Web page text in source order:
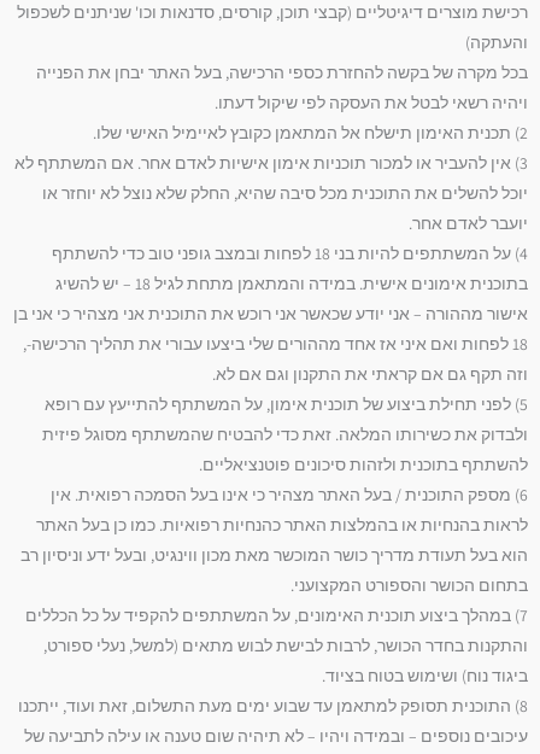
רכישת מוצרים דיגיטליים (קבצי תוכן, קורסים, סדנאות וכו' שניתנים לשכפול
והעתקה)
בכל מקרה של בקשה להחזרת כספי הרכישה, בעל האתר יבחן את הפנייה
ויהיה רשאי לבטל את העסקה לפי שיקול דעתו.
2) תכנית האימון תישלח אל המתאמן כקובץ לאיימיל האישי שלו.
3) אין להעביר או למכור תוכניות אימון אישיות לאדם אחר. אם המשתתף לא
יוכל להשלים את התוכנית מכל סיבה שהיא, החלק שלא נוצל לא יוחזר או
יועבר לאדם אחר.
4) על המשתתפים להיות בני 18 לפחות ובמצב גופני טוב כדי להשתתף
בתוכנית אימונים אישית. במידה והמתאמן מתחת לגיל 18 – יש להשיג
אישור מההורה – אני יודע שכאשר אני רוכש את התוכנית אני מצהיר כי אני בן
18 לפחות ואם איני אז אחד מההורים שלי ביצעו עבורי את תהליך הרכישה-,
וזה תקף גם אם קראתי את התקנון וגם אם לא.
5) לפני תחילת ביצוע של תוכנית אימון, על המשתתף להתייעץ עם רופא
ולבדוק את כשירותו המלאה. זאת כדי להבטיח שהמשתתף מסוגל פיזית
להשתתף בתוכנית ולזהות סיכונים פוטנציאליים.
6) מספק התוכנית / בעל האתר מצהיר כי אינו בעל הסמכה רפואית. אין
לראות בהנחיות או בהמלצות האתר כהנחיות רפואיות. כמו כן בעל האתר
הוא בעל תעודת מדריך כושר המוכשר מאת מכון ווינגיט, ובעל ידע וניסיון רב
בתחום הכושר והספורט המקצועני.
7) במהלך ביצוע תוכנית האימונים, על המשתתפים להקפיד על כל הכללים
והתקנות בחדר הכושר, לרבות לבישת לבוש מתאים (למשל, נעלי ספורט,
ביגוד נוח) ושימוש בטוח בציוד.
8) התוכנית תסופק למתאמן עד שבוע ימים מעת התשלום, זאת ועוד, ייתכנו
עיכובים נוספים – ובמידה ויהיו – לא תיהיה שום טענה או עילה לתביעה של